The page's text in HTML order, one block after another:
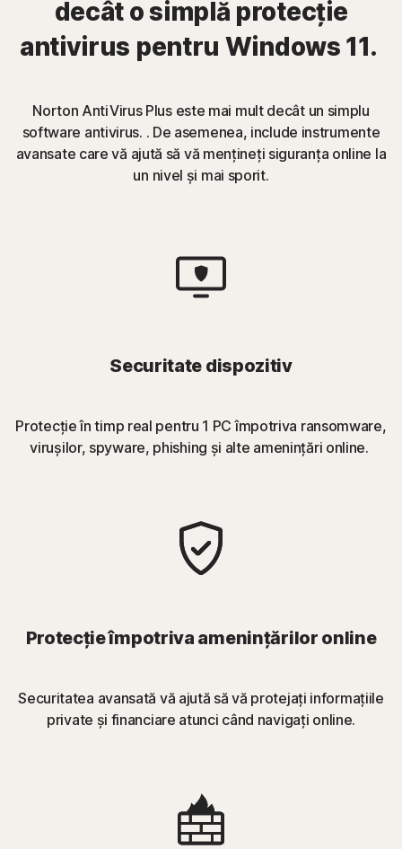
decât o simplă protecție
antivirus pentru Windows 11.
Norton AntiVirus Plus este mai mult decât un simplu
software antivirus. . De asemenea, include instrumente
avansate care vă ajută să vă mențineți siguranța online la
un nivel și mai sporit.
Securitate dispozitiv
Protecție în timp real pentru 1 PC împotriva ransomware,
virușilor, spyware, phishing și alte amenințări online.
Protecție împotriva amenințărilor online
Securitatea avansată vă ajută să vă protejați informațiile
private și financiare atunci când navigați online.